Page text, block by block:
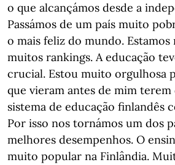
o que alcançámos desde a
Passámos de um país muito
o mais feliz do mundo.
muitos rankings. A educação
crucial. Estou muito orgulhosa
que vieram antes de mim
sistema de educação finlandês
Por isso nos tornámos um dos
melhores desempenhos. O
muito popular na Finlândia.